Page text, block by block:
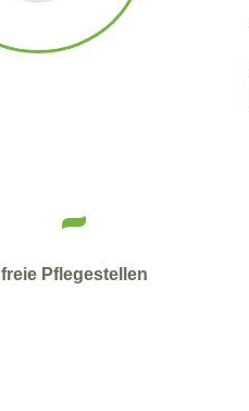
-
freie Pflegestellen